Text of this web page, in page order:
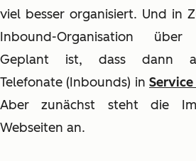
viel besser organisiert. Und in
Inbound-Organisation
Geplant ist, dass dann
Telefonate (Inbounds) in
Aber zunächst steht die
Webseiten an.